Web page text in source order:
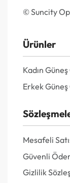
© Suncity
Ürünler
Kadın
Erkek
Mesafeli
Güvenli
Gizlilik